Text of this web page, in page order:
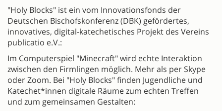
"Holy Blocks" ist ein vom Innovationsfonds der
Deutschen Bischofskonferenz (DBK) gefördertes,
innovatives, digital-katechetisches Projekt des Vereins
publicatio e.V.:
Im Computerspiel "Minecraft" wird echte Interaktion
zwischen den Firmlingen möglich. Mehr als per Skype
oder Zoom. Bei "Holy Blocks" finden Jugendliche und
Katechet*innen digitale Räume zum echten Treffen
und zum gemeinsamen Gestalten: